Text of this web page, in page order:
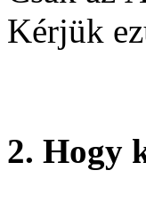
Kérjük
2. Hogy